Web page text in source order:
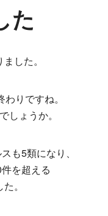
た
した。
りですね。
しょうか。
も5類になり、
を超える
。